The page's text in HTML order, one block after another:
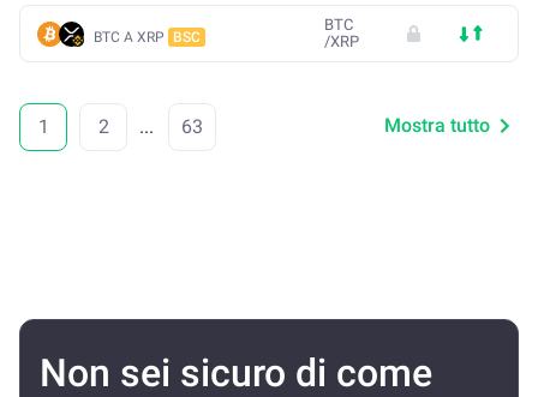
BTC A XRP BSC
BTC
/XRP
1 2 ... 63 Mostra tutto
Non sei sicuro di come